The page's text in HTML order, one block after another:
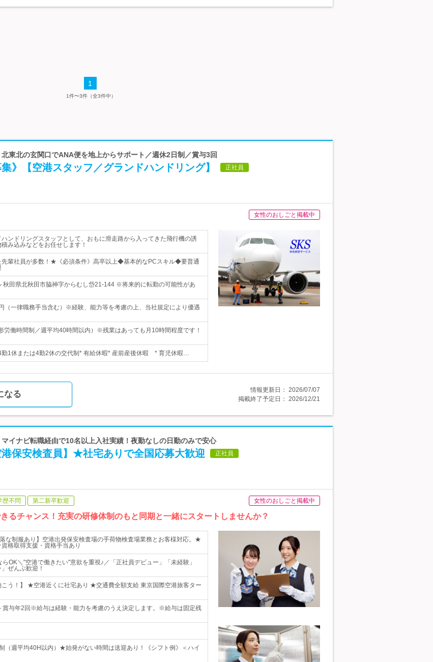
1
1件〜3件（全3件中）
東北の玄関口でANA便を地上からサポート／週休2日制／賞与3回
》【空港スタッフ／グランドハンドリング】 正社員
女性のおしごと掲載中
ンドリングスタッフとして、おもに滑走路から入ってきた飛行機の誘
み込みなどをお任せします！
輩社員が多数！★《必須条件》高卒以上◆基本的なPCスキル◆要普通
田県北秋田市脇神字からむし岱21‐144 ※将来的に転勤の可能性があ
（一律職務手当含む）※経験、能力等を考慮の上、当社規定により優遇
労働時間制／週平均40時間以内）※残業はあっても月10時間程度です！
勤1休または4勤2休の交代制* 有給休暇* 産前産後休暇 * 育児休暇…
なる 情報更新日： 2026/07/07
掲載終了予定日： 2026/12/21
イナビ転職経由で10名以上入社実績！夜勤なしの日勤のみで安心
保安検査員】★社宅ありで全国応募大歓迎 正社員
歴不問 第二新卒歓迎 女性のおしごと掲載中
るチャンス！充実の研修体制のもと同期と一緒にスタートしませんか？
落な制服あり】空港出発保安検査場の手荷物検査場業務とお客様対応。★
格取得支援・資格手当あり
＼"空港で働きたい"意欲を重視♪／「正社員デビュー」「未経験」
ぜんぶ歓迎！
こう！】 ★空港近くに社宅あり ★交通費全額支給 東京国際空港旅客ター
賞与年2回※給与は経験・能力を考慮のうえ決定します。※給与は固定残
（週平均40H以内）★始発がない時間は送迎あり！《シフト例》＜ハイ